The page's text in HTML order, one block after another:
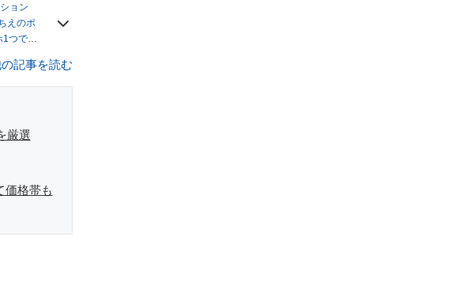
ション
えのポ
1つでス
かも空
後、出
。ま
う視
記事を読む
厳選
価格帯も